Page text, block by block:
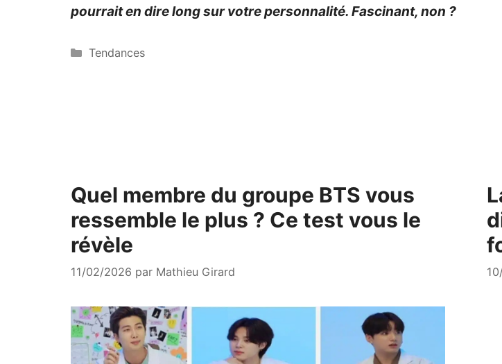
pourrait en dire long sur votre personnalité. Fascinant, non ?
Catégories
Tendances
Quel membre du groupe BTS vous
ressemble le plus ? Ce test vous le
révèle
11/02/2026 par Mathieu Girard